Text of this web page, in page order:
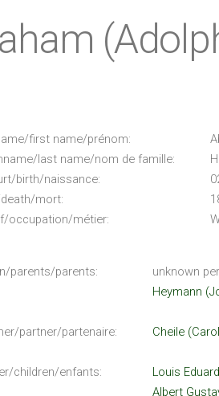
first name/prénom:
last name/nom de famille:
birth/naissance:
mort:
occupation/métier:
parents/parents:
unknown
Heymann
partner/partenaire: Cheile
children/enfants:
Louis
Albert